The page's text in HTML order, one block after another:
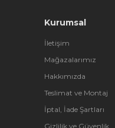
Kurumsal
İletişim
Mağazalarımız
Hakkımızda
Teslimat ve Montaj
İptal, İade Şartları
Gizlilik ve Güvenlik